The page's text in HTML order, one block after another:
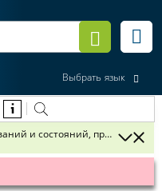
Выбрать язык
и состояний, при которых